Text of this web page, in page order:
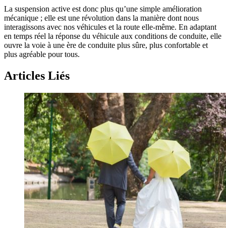
La suspension active est donc plus qu’une simple amélioration
mécanique ; elle est une révolution dans la manière dont nous
interagissons avec nos véhicules et la route elle-même. En adaptant
en temps réel la réponse du véhicule aux conditions de conduite, elle
ouvre la voie à une ère de conduite plus sûre, plus confortable et
plus agréable pour tous.
Articles Liés